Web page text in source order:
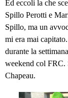
Ed eccoli la che
Spillo Perotti e
Spillo, ma un
mi era mai
durante la
weekend col FRC.
Chapeau.